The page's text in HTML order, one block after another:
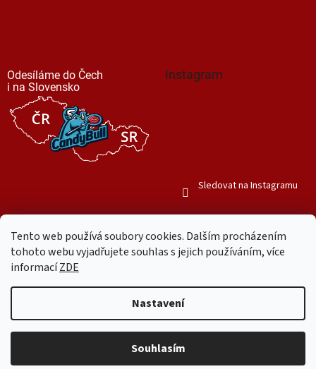
Tento web používá soubory cookies. Dalším procházením
tohoto webu vyjadřujete souhlas s jejich používáním, více
informacíZDE
Nastavení
Souhlasím
Odesíláme do Čech
i na Slovensko
Instagram
Sledovat na Instagramu
Copyright 2026Mr. Candy Bull. Všechna práva vyhrazena.Upravit
nastavení cookies